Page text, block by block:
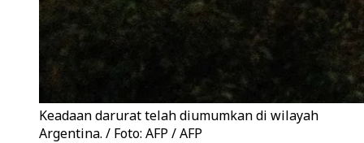
Keadaan darurat telah diumumkan di wilayah
Argentina. / Foto: AFP / AFP